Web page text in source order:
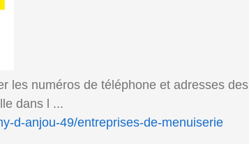
les numéros de téléphone et adresses des
dans l ...
d-anjou-49/entreprises-de-menuiserie